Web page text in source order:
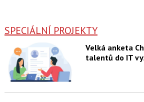
SPECIÁLNÍ PROJEKTY
Velká anketa
talentů do IT